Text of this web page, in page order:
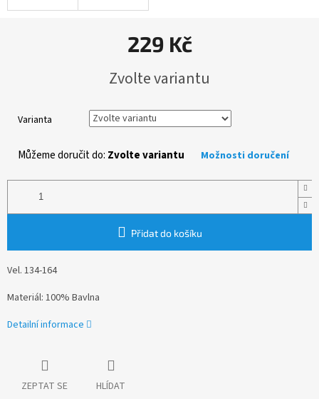
229 Kč
cena:
Zvolte variantu
Varianta
Můžeme doručit do: Zvolte variantu Možnosti doručení
Přidat do košíku
Vel. 134-164
Materiál: 100% Bavlna
Detailní informace
ZEPTAT SE HLÍDAT